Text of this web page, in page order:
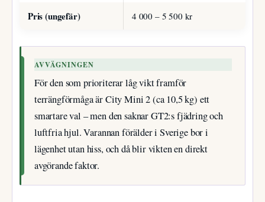
Pris (ungefär) 4 000 – 5 500 kr
AVVÄGNINGEN
För den som prioriterar låg vikt framför
terrängförmåga är City Mini 2 (ca 10,5 kg) ett
smartare val – men den saknar GT2:s fjädring och
luftfria hjul. Varannan förälder i Sverige bor i
lägenhet utan hiss, och då blir vikten en direkt
avgörande faktor.